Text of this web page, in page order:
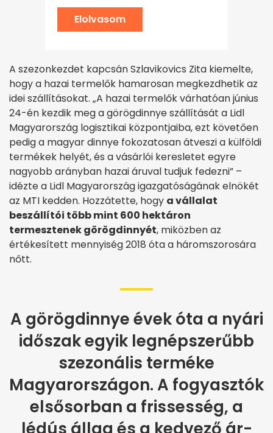
Elolvasom
A szezonkezdet kapcsán Szlavikovics Zita kiemelte,
hogy a hazai termelők hamarosan megkezdhetik az
idei szállításokat. „A hazai termelők várhatóan június
24-én kezdik meg a görögdinnye szállítását a Lidl
Magyarország logisztikai központjaiba, ezt követően
pedig a magyar dinnye fokozatosan átveszi a külföldi
termékek helyét, és a vásárlói keresletet egyre
nagyobb arányban hazai áruval tudjuk fedezni” –
idézte a Lidl Magyarország igazgatóságának elnökét
az MTI kedden. Hozzátette, hogy a vállalat
beszállítói több mint 600 hektáron
termesztenek görögdinnyét, miközben az
értékesített mennyiség 2018 óta a háromszorosára
nőtt.
A görögdinnye évek óta a nyári
időszak egyik legnépszerűbb
szezonális terméke
Magyarországon. A fogyasztók
elsősorban a frissesség, a